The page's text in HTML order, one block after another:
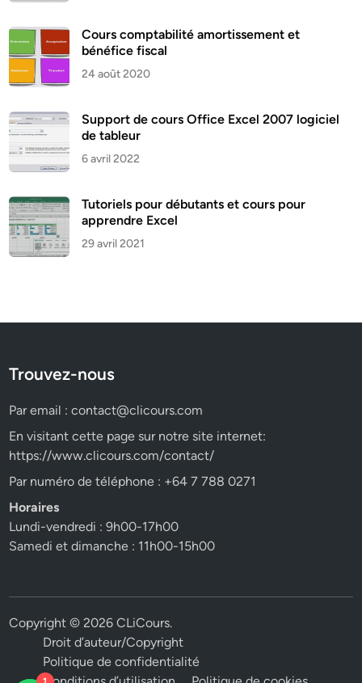
Cours comptabilité amortissement et
bénéfice fiscal
24 août 2020
Support de cours Office Excel 2007 logiciel
de tableur
6 avril 2022
Tutoriels pour débutants et cours pour
apprendre Excel
29 avril 2021
Trouvez-nous
Par email :contact@clicours.com
En visitant cette page sur notre site internet:
https://www.clicours.com/contact/
Par numéro de téléphone : +64 7 788 0271
Horaires
Lundi-vendredi : 9h00-17h00
Samedi et dimanche : 11h00-15h00
Copyright © 2026CLiCours.
Droit d’auteur/Copyright
Politique de confidentialité